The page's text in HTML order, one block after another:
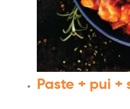
Paste + pui